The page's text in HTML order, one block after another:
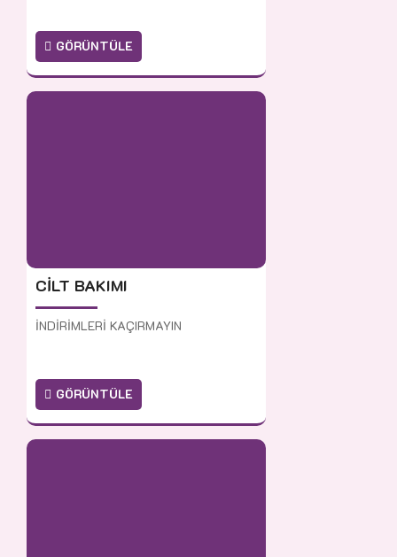
GÖRÜNTÜLE
CİLT BAKIMI
İNDİRİMLERİ KAÇIRMAYIN
GÖRÜNTÜLE